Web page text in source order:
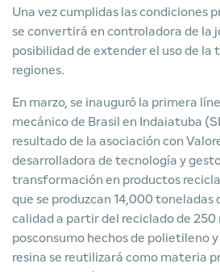
Una vez cumplidas las condiciones
se convertirá en controladora de la
posibilidad de extender el uso de la
regiones.
En marzo, se inauguró la primera
mecánico de Brasil en Indaiatuba
resultado de la asociación con
desarrolladora de tecnología y
transformación en productos
que se produzcan 14,000 toneladas
calidad a partir del reciclado de 250
posconsumo hechos de polietileno
resina se reutilizará como materia